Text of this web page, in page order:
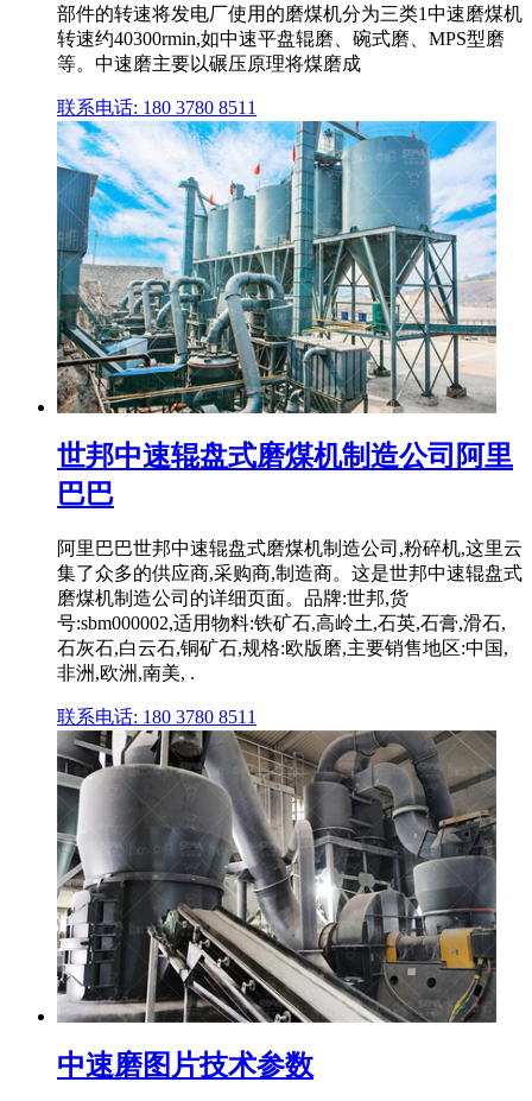
部件的转速将发电厂使用的磨煤机分为三类1中速磨煤机
转速约40300rmin,如中速平盘辊磨、碗式磨、MPS型磨
等。中速磨主要以碾压原理将煤磨成
联系电话: 180 3780 8511
世邦中速辊盘式磨煤机制造公司阿里
巴巴
阿里巴巴世邦中速辊盘式磨煤机制造公司,粉碎机,这里云
集了众多的供应商,采购商,制造商。这是世邦中速辊盘式
磨煤机制造公司的详细页面。品牌:世邦,货
号:sbm000002,适用物料:铁矿石,高岭土,石英,石膏,滑石,
石灰石,白云石,铜矿石,规格:欧版磨,主要销售地区:中国,
非洲,欧洲,南美, .
联系电话: 180 3780 8511
中速磨图片技术参数